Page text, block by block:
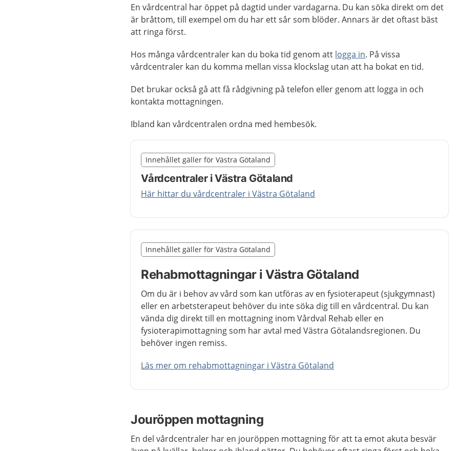
En vårdcentral har öppet på dagtid under vardagarna. Du kan söka direkt om det
är bråttom, till exempel om du har ett sår som blöder. Annars är det oftast bäst
att ringa först.
Hos många vårdcentraler kan du boka tid genom att logga in. På vissa
vårdcentraler kan du komma mellan vissa klockslag utan att ha bokat en tid.
Det brukar också gå att få rådgivning på telefon eller genom att logga in och
kontakta mottagningen.
Ibland kan vårdcentralen ordna med hembesök.
Nedan innehåll gäller region Västra Götaland
Innehållet gäller för Västra Götaland
Vårdcentraler i Västra Götaland
Här hittar du vårdcentraler i Västra Götaland
Slut på det regionala tillägget från region Västra Götaland
Nedan innehåll gäller region Västra Götaland
Innehållet gäller för Västra Götaland
Rehabmottagningar i Västra Götaland
Om du är i behov av vård som kan utföras av en fysioterapeut (sjukgymnast)
eller en arbetsterapeut behöver du inte söka dig till en vårdcentral. Du kan
vända dig direkt till en mottagning inom Vårdval Rehab eller en
fysioterapimottagning som har avtal med Västra Götalandsregionen. Du
behöver ingen remiss.
Läs mer om rehabmottagningar i Västra Götaland
Slut på det regionala tillägget från region Västra Götaland
Jouröppen mottagning
En del vårdcentraler har en jouröppen mottagning för att ta emot akuta besvär